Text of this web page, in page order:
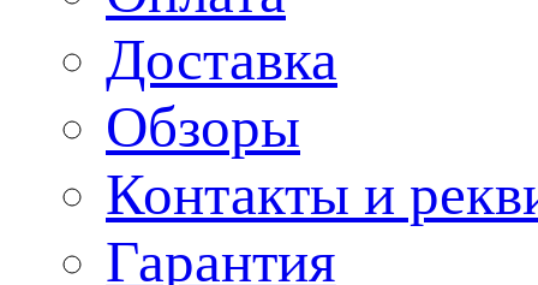
Доставка
Обзоры
Контакты и
Гарантия